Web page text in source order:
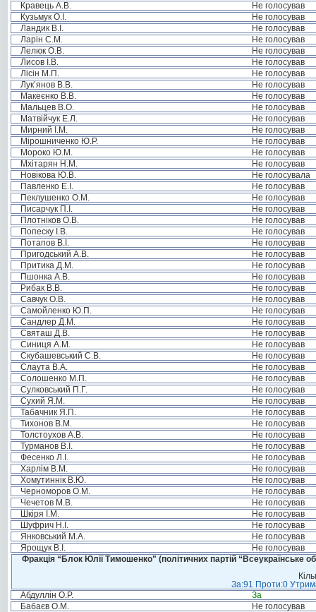
Кравець А.В.
Не голосував
Кузьмук О.І.
Не голосував
Ландик В.І.
Не голосував
Ларін С.М.
Не голосував
Лелюк О.В.
Не голосував
Лисов І.В.
Не голосував
Лісін М.П.
Не голосував
Лук’янов В.В.
Не голосував
Макеєнко В.В.
Не голосував
Мальцев В.О.
Не голосував
Матвійчук Е.Л.
Не голосував
Мирний І.М.
Не голосував
Мірошниченко Ю.Р.
Не голосував
Мороко Ю.М.
Не голосував
Мхітарян Н.М.
Не голосував
Новікова Ю.В.
Не голосувала
Павленко Е.І.
Не голосував
Пеклушенко О.М.
Не голосував
Писарчук П.І.
Не голосував
Плотніков О.В.
Не голосував
Попеску І.В.
Не голосував
Потапов В.І.
Не голосував
Пригодський А.В.
Не голосував
Притика Д.М.
Не голосував
Пшонка А.В.
Не голосував
Рибак В.В.
Не голосував
Савчук О.В.
Не голосував
Самойленко Ю.П.
Не голосував
Сандлер Д.М.
Не голосував
Святаш Д.В.
Не голосував
Синиця А.М.
Не голосував
Скубашевський С.В.
Не голосував
Слаута В.А.
Не голосував
Солошенко М.П.
Не голосував
Сулковський П.Г.
Не голосував
Сухий Я.М.
Не голосував
Табачник Я.П.
Не голосував
Тихонов В.М.
Не голосував
Толстоухов А.В.
Не голосував
Турманов В.І.
Не голосував
Фесенко Л.І.
Не голосував
Харлім В.М.
Не голосував
Хомутиннік В.Ю.
Не голосував
Черноморов О.М.
Не голосував
Чечетов М.В.
Не голосував
Шкіря І.М.
Не голосував
Шуфрич Н.І.
Не голосував
Янковський М.А.
Не голосував
Ярощук В.І.
Не голосував
Фракція “Блок Юлії Тимошенко" (політичних партій “Всеукраїнське
За:91 Проти:0
Абдуллін О.Р.
За
Бабаєв О.М.
Не голосував